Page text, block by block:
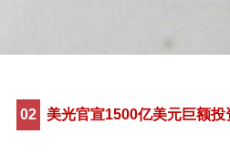
02 美光官宣1500亿美元巨额投